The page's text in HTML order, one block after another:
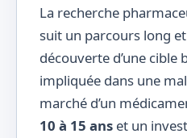
La recherche
suit un parcours long
découverte d’une
impliquée dans une
marché d’un
10 à 15 ans et un